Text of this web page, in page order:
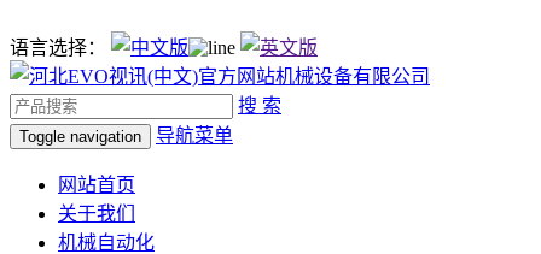
语言选择：
搜 索
Toggle navigation 导航菜单
网站首页
关于我们
机械自动化